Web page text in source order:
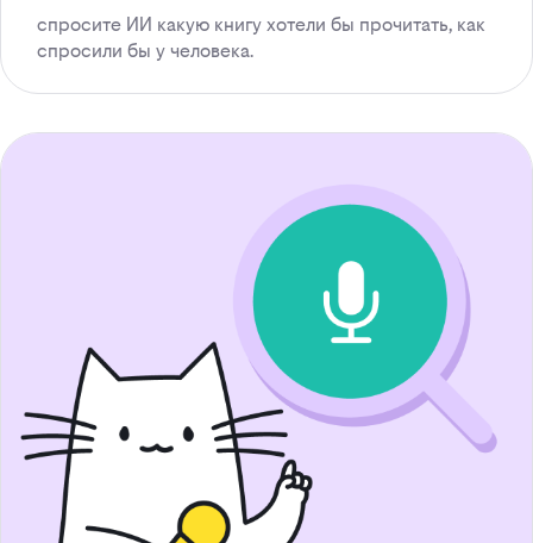
спросите ИИ какую книгу хотели бы прочитать, как
спросили бы у человека.